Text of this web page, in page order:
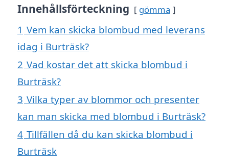
Innehållsförteckning gömma
1 Vem kan skicka blombud med leverans
idag i Burträsk?
2 Vad kostar det att skicka blombud i
Burträsk?
3 Vilka typer av blommor och presenter
kan man skicka med blombud i Burträsk?
4 Tillfällen då du kan skicka blombud i
Burträsk